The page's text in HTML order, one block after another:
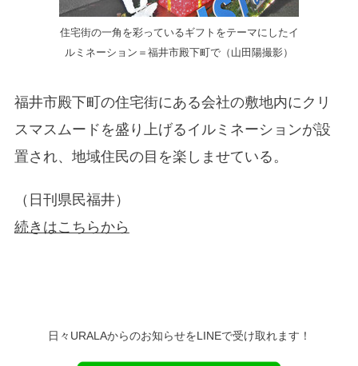
住宅街の一角を彩っているギフトをテーマにしたイ
ルミネーション＝福井市殿下町で（山田陽撮影）
福井市殿下町の住宅街にある会社の敷地内にクリ
スマスムードを盛り上げるイルミネーションが設
置され、地域住民の目を楽しませている。
（日刊県民福井）
続きはこちらから
日々URALAからのお知らせをLINEで受け取れます！